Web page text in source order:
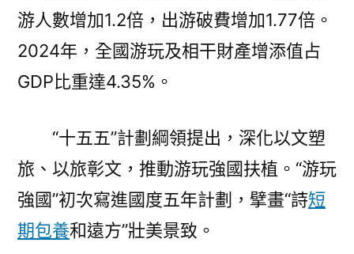
成
長
習
近
平
文
游人數增加1.2倍，出游破費增加1.77倍。
2024年，全國游玩及相干財產增添值占
GDP比重達4.35%。
“十五五”計劃綱領提出，深化以文塑
旅、以旅彰文，推動游玩強國扶植。“游玩
強國”初次寫進國度五年計劃，擘畫“詩短
期包養和遠方”壯美景致。